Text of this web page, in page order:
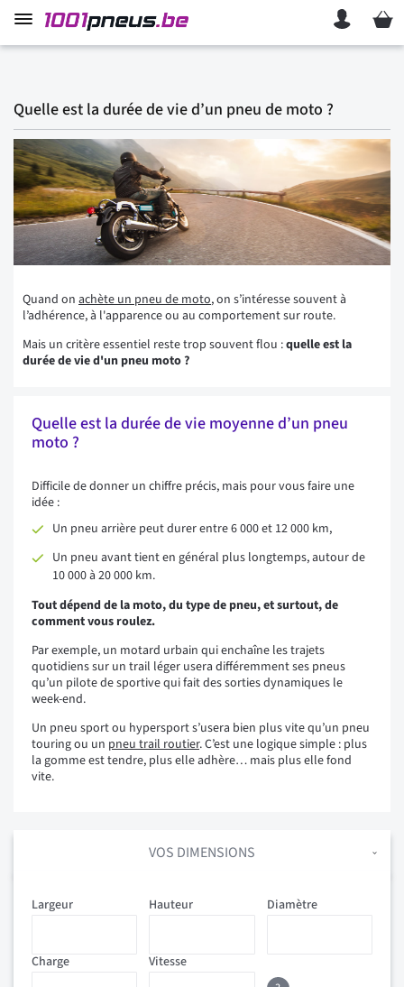
Mon
Quelle est la durée de vie d’un pneu de moto ?
Quand on achète un pneu de moto, on s’intéresse souvent à
l’adhérence, à l'apparence ou au comportement sur route.
Mais un critère essentiel reste trop souvent flou :quelle est la
durée de vie d'un pneu moto ?
Quelle est la durée de vie moyenne d’un pneu
moto ?
Difficile de donner un chiffre précis, mais pour vous faire une
idée :
Un pneu arrière peut durer entre 6 000 et 12 000 km,
Un pneu avant tient en général plus longtemps, autour de
10 000 à 20 000 km.
Tout dépend de la moto, du type de pneu, et surtout, de
comment vous roulez.
Par exemple, un motard urbain qui enchaîne les trajets
quotidiens sur un trail léger usera différemment ses pneus
qu’un pilote de sportive qui fait des sorties dynamiques le
week-end.
Un pneu sport ou hypersport s’usera bien plus vite qu’un pneu
touring ou un pneu trail routier. C’est une logique simple : plus
la gomme est tendre, plus elle adhère… mais plus elle fond
vite.
VOS DIMENSIONS
Diamètre
Hauteur
Charge Vitesse
Largeur